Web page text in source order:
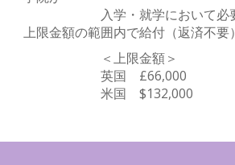
入学・就学において必
上限金額の範囲内で給付（返済不要）
＜上限金額＞
英国 £66,000
米国 $132,000